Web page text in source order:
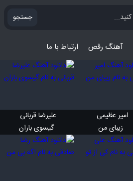
جستجو
آهنگ رقص ارتباط با ما
امیر عظیمی
زیبای من
علیرضا قربانی
گیسوی باران